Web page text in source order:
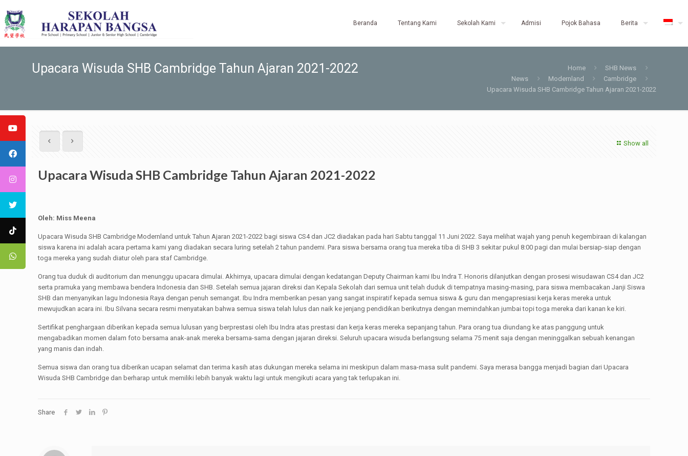
Beranda Tentang Kami Sekolah Kami Admisi Pojok Bahasa Berita
Upacara Wisuda SHB Cambridge Tahun Ajaran 2021-2022 Home
SHB News
News
Modernland
Cambridge
Upacara Wisuda SHB Cambridge Tahun Ajaran 2021-2022
Show all
Upacara Wisuda SHB Cambridge Tahun Ajaran 2021-2022
Oleh: Miss Meena
Upacara Wisuda SHB Cambridge Modernland untuk Tahun Ajaran 2021-2022 bagi siswa CS4 dan JC2 diadakan pada hari Sabtu tanggal 11 Juni 2022. Saya melihat wajah yang penuh kegembiraan di kalangan
siswa karena ini adalah acara pertama kami yang diadakan secara luring setelah 2 tahun pandemi. Para siswa bersama orang tua mereka tiba di SHB 3 sekitar pukul 8:00 pagi dan mulai bersiap-siap dengan
toga mereka yang sudah diatur oleh para staf Cambridge.
Orang tua duduk di auditorium dan menunggu upacara dimulai. Akhirnya, upacara dimulai dengan kedatangan Deputy Chairman kami Ibu Indra T. Honoris dilanjutkan dengan prosesi wisudawan CS4 dan JC2
serta pramuka yang membawa bendera Indonesia dan SHB. Setelah semua jajaran direksi dan Kepala Sekolah dari semua unit telah duduk di tempatnya masing-masing, para siswa membacakan Janji Siswa
SHB dan menyanyikan lagu Indonesia Raya dengan penuh semangat. Ibu Indra memberikan pesan yang sangat inspiratif kepada semua siswa & guru dan mengapresiasi kerja keras mereka untuk
mewujudkan acara ini. Ibu Silvana secara resmi menyatakan bahwa semua siswa telah lulus dan naik ke jenjang pendidikan berikutnya dengan memindahkan jumbai topi toga mereka dari kanan ke kiri.
Sertifikat penghargaan diberikan kepada semua lulusan yang berprestasi oleh Ibu Indra atas prestasi dan kerja keras mereka sepanjang tahun. Para orang tua diundang ke atas panggung untuk
mengabadikan momen dalam foto bersama anak-anak mereka bersama-sama dengan jajaran direksi. Seluruh upacara wisuda berlangsung selama 75 menit saja dengan meninggalkan sebuah kenangan
yang manis dan indah.
Semua siswa dan orang tua diberikan ucapan selamat dan terima kasih atas dukungan mereka selama ini meskipun dalam masa-masa sulit pandemi. Saya merasa bangga menjadi bagian dari Upacara
Wisuda SHB Cambridge dan berharap untuk memiliki lebih banyak waktu lagi untuk mengikuti acara yang tak terlupakan ini.
Share